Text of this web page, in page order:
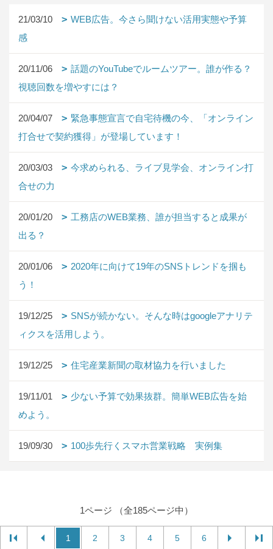
21/03/10
WEB広告。今さら聞けない活用実態や予算
感
20/11/06
話題のYouTubeでルームツアー。誰が作る？
視聴回数を増やすには？
20/04/07
緊急事態宣言で自宅待機の今、「オンライン
打合せで契約獲得」が登場しています！
20/03/03
今求められる、ライブ見学会、オンライン打
合せの力
20/01/20
工務店のWEB業務、誰が担当すると成果が
出る？
20/01/06
2020年に向けて19年のSNSトレンドを掴も
う！
19/12/25
SNSが続かない。そんな時はgoogleアナリテ
ィクスを活用しよう。
19/12/25 住宅産業新聞の取材協力を行いました
19/11/01
少ない予算で効果抜群。簡単WEB広告を始
めよう。
19/09/30 100歩先行くスマホ営業戦略 実例集
1ページ （全185ページ中）
1 2 3 4 5 6